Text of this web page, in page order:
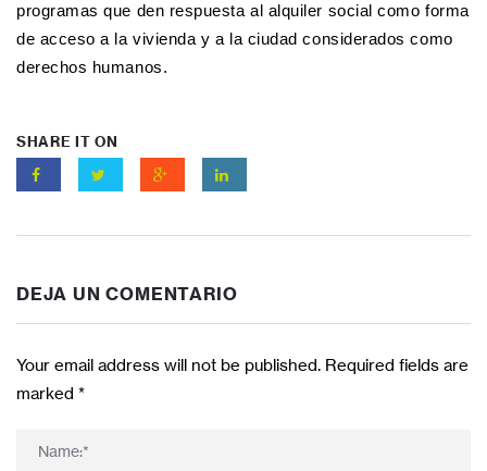
programas que den respuesta al alquiler social como forma
de acceso a la vivienda y a la ciudad considerados como
derechos humanos.
SHARE IT ON
DEJA UN COMENTARIO
Your email address will not be published. Required fields are
marked *